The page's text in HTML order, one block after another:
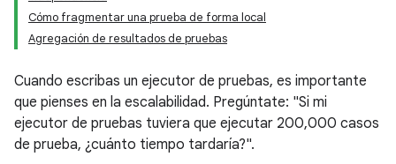
Cómo fragmentar una prueba de forma local
Agregación de resultados de pruebas
Cuando escribas un ejecutor de pruebas, es importante
que pienses en la escalabilidad. Pregúntate: "Si mi
ejecutor de pruebas tuviera que ejecutar 200,000 casos
de prueba, ¿cuánto tiempo tardaría?".